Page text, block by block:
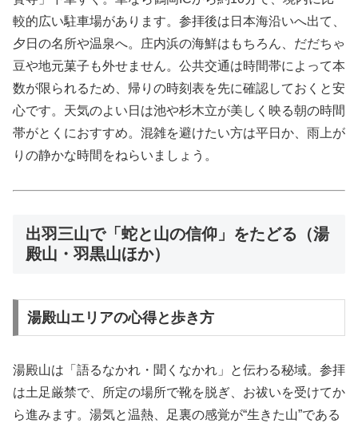
較的広い駐車場があります。参拝後は日本海沿いへ出て、
夕日の名所や温泉へ。庄内浜の海鮮はもちろん、だだちゃ
豆や地元菓子も外せません。公共交通は時間帯によって本
数が限られるため、帰りの時刻表を先に確認しておくと安
心です。天気のよい日は池や杉木立が美しく映る朝の時間
帯がとくにおすすめ。混雑を避けたい方は平日か、雨上が
りの静かな時間をねらいましょう。
出羽三山で「蛇と山の信仰」をたどる（湯
殿山・羽黒山ほか）
湯殿山エリアの心得と歩き方
湯殿山は「語るなかれ・聞くなかれ」と伝わる秘域。参拝
は土足厳禁で、所定の場所で靴を脱ぎ、お祓いを受けてか
ら進みます。湯気と温熱、足裏の感覚が“生きた山”である